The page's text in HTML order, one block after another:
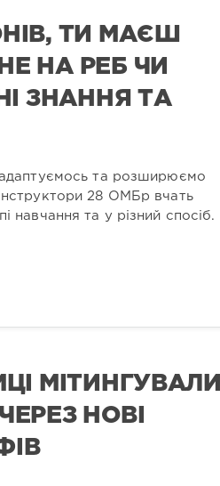
ТИ МАЄШ
НА РЕБ ЧИ
ЗНАННЯ ТА
та розширюємо
28 ОМБр вчать
навчання та у різний спосіб.
МІТИНГУВАЛИ
НОВІ